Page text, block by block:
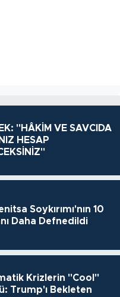
"HÂKİM VE SAVCIDA
HESAP
Soykırımı'nın 10
Daha Defnedildi
Krizlerin "Cool"
Trump'ı Bekleten